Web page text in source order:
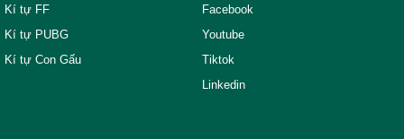
Kí tự FF
Kí tự PUBG
Kí tự Con Gấu
Facebook
Youtube
Tiktok
Linkedin